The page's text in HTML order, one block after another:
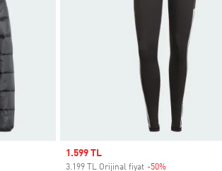
Sale price
1.599 TL
3.199 TL Orijinal fiyat -50%Discount